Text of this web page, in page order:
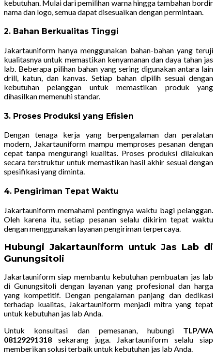
kebutuhan. Mulai dari pemilihan warna hingga tambahan bordir
nama dan logo, semua dapat disesuaikan dengan permintaan.
2. Bahan Berkualitas Tinggi
Jakartauniform hanya menggunakan bahan-bahan yang teruji
kualitasnya untuk memastikan kenyamanan dan daya tahan jas
lab. Beberapa pilihan bahan yang sering digunakan antara lain
drill, katun, dan kanvas. Setiap bahan dipilih sesuai dengan
kebutuhan pelanggan untuk memastikan produk yang
dihasilkan memenuhi standar.
3. Proses Produksi yang Efisien
Dengan tenaga kerja yang berpengalaman dan peralatan
modern, Jakartauniform mampu memproses pesanan dengan
cepat tanpa mengurangi kualitas. Proses produksi dilakukan
secara terstruktur untuk memastikan hasil akhir sesuai dengan
spesifikasi yang diminta.
4. Pengiriman Tepat Waktu
Jakartauniform memahami pentingnya waktu bagi pelanggan.
Oleh karena itu, setiap pesanan selalu dikirim tepat waktu
dengan menggunakan layanan pengiriman terpercaya.
Hubungi Jakartauniform untuk Jas Lab di
Gunungsitoli
Jakartauniform siap membantu kebutuhan pembuatan jas lab
di Gunungsitoli dengan layanan yang profesional dan harga
yang kompetitif. Dengan pengalaman panjang dan dedikasi
terhadap kualitas, Jakartauniform menjadi mitra yang tepat
untuk kebutuhan jas lab Anda.
Untuk konsultasi dan pemesanan, hubungi TLP/WA
08129291318 sekarang juga. Jakartauniform selalu siap
memberikan solusi terbaik untuk kebutuhan jas lab Anda.